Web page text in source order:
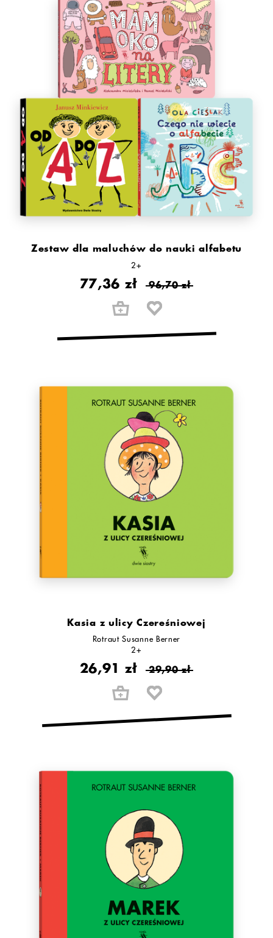
Zestaw dla maluchów do nauki alfabetu
2+
77,36 zł 96,70 zł
Kasia z ulicy Czereśniowej
Rotraut Susanne Berner
2+
26,91 zł 29,90 zł